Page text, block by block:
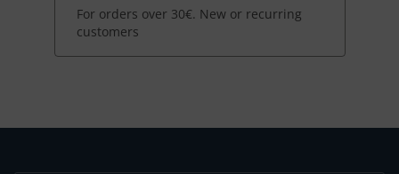
For orders over 30€. New or recurring
customers